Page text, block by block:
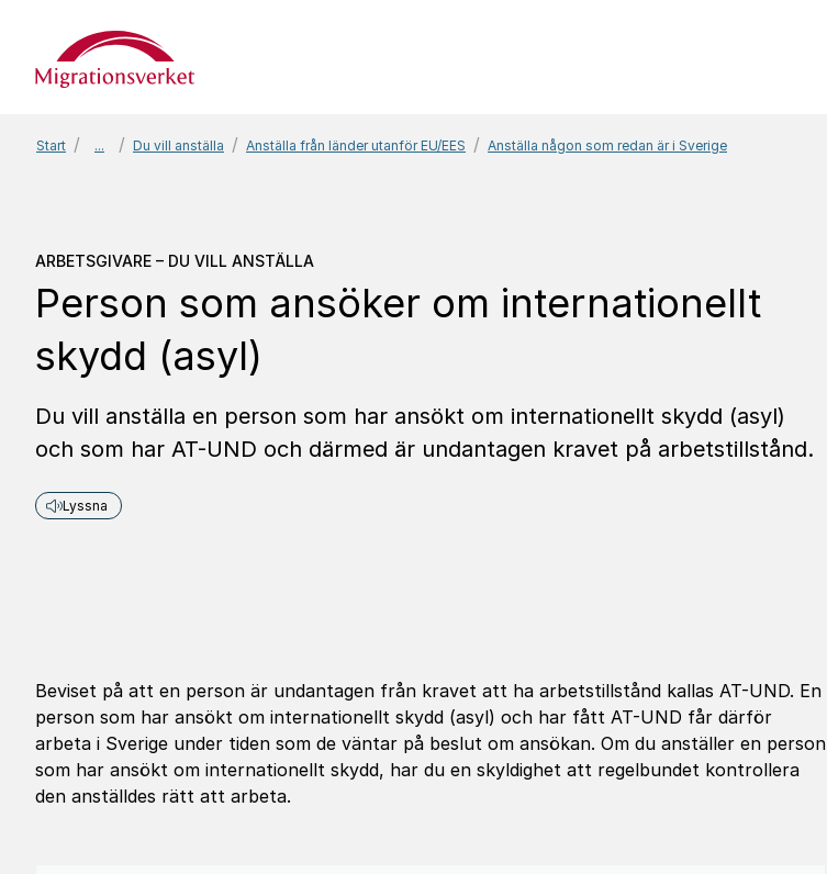
Start
Start ... Du vill anställa Anställa från länder utanför EU/EES Anställa någon som redan är i Sverige
Arbetsgivare – Du vill anställa
ARBETSGIVARE – DU VILL ANSTÄLLA
Person som ansöker om internationellt
skydd (asyl)
Du vill anställa en person som har ansökt om internationellt skydd (asyl)
och som har AT-UND och därmed är undantagen kravet på arbetstillstånd.
Lyssna
Beviset på att en person är undantagen från kravet att ha arbetstillstånd kallas AT-UND. En
person som har ansökt om internationellt skydd (asyl) och har fått AT-UND får därför
arbeta i Sverige under tiden som de väntar på beslut om ansökan. Om du anställer en person
som har ansökt om internationellt skydd, har du en skyldighet att regelbundet kontrollera
den anställdes rätt att arbeta.